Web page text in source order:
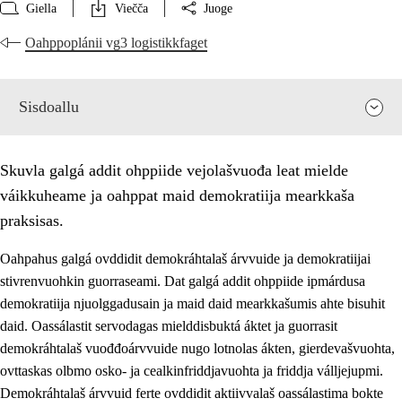
Giella Viečča Juoge
Oahppoplánii vg3 logistikkfaget
Sisdoallu
1. Oahpahusa árvovuođđu
1.1 Olmmošárvu
Skuvla galgá addit ohppiide vejolašvuođa leat mielde
váikkuheame ja oahppat maid demokratiija mearkkaša
praksisas.
Oahpahus galgá ovddidit demokráhtalaš árvvuide ja demokratiijai
stivrenvuohkin guorraseami. Dat galgá addit ohppiide ipmárdusa
demokratiija njuolggadusain ja maid daid mearkkašumis ahte bisuhit
daid. Oassálastit servodagas mielddisbuktá áktet ja guorrasit
demokráhtalaš vuođđoárvvuide nugo lotnolas ákten, gierdevašvuohta,
ovttaskas olbmo osko- ja cealkinfriddjavuohta ja friddja válljejupmi.
Demokráhtalaš árvvuid ferte ovddidit aktiivvalaš oassálastima bokte